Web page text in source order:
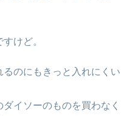
けど。
のにもきっと入れにくい
イソーのものを買わなく